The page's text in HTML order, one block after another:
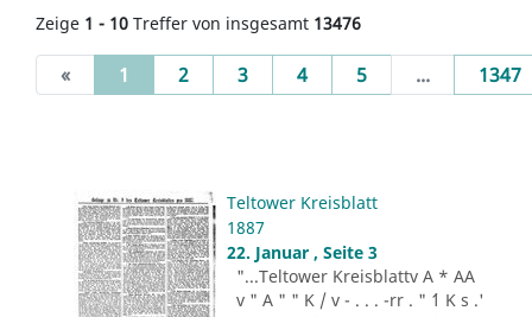
Zeige 1 - 10 Treffer von insgesamt 13476
« 1 (current)
2 3 4 5 ... 1347
Teltower Kreisblatt
1887
22. Januar , Seite 3
"...Teltower Kreisblattv A * AA
v " A " " K / v - . . . -rr . " ´1 K s .'